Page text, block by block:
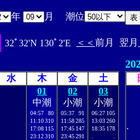
年 月 潮位
32ﾟ32'N 130ﾟ2'E ＜＜ 前月 翌月
水 木 金 土
01
中潮
04:57
80
11:10310
17:08 115
23:12310
02
小潮
05:37
91
11:58285
17:45 147
23:45291
03
小潮
06:27 105
13:03260
18:35 178
.